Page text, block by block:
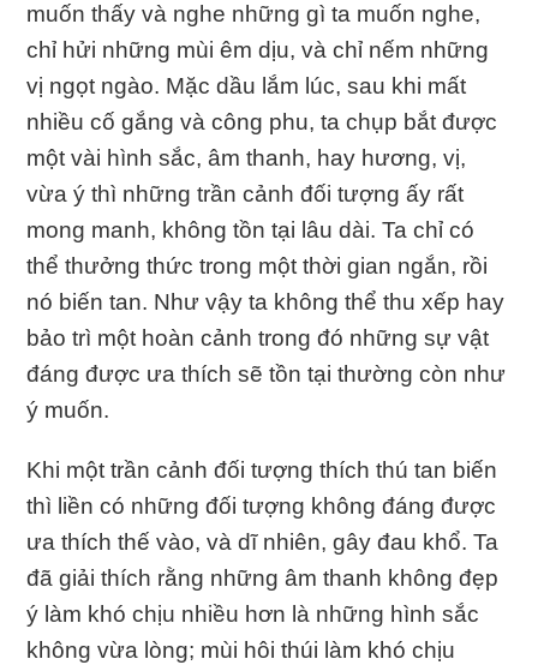
muốn thấy và nghe những gì ta muốn nghe,
chỉ hửi những mùi êm dịu, và chỉ nếm những
vị ngọt ngào. Mặc dầu lắm lúc, sau khi mất
nhiều cố gắng và công phu, ta chụp bắt được
một vài hình sắc, âm thanh, hay hương, vị,
vừa ý thì những trần cảnh đối tượng ấy rất
mong manh, không tồn tại lâu dài. Ta chỉ có
thể thưởng thức trong một thời gian ngắn, rồi
nó biến tan. Như vậy ta không thể thu xếp hay
bảo trì một hoàn cảnh trong đó những sự vật
đáng được ưa thích sẽ tồn tại thường còn như
ý muốn.
Khi một trần cảnh đối tượng thích thú tan biến
thì liền có những đối tượng không đáng được
ưa thích thế vào, và dĩ nhiên, gây đau khổ. Ta
đã giải thích rằng những âm thanh không đẹp
ý làm khó chịu nhiều hơn là những hình sắc
không vừa lòng; mùi hôi thúi làm khó chịu